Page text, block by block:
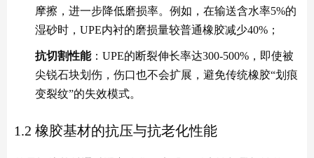
摩擦，进一步降低磨损率。例如，在输送含水率5%的
湿砂时，UPE内衬的磨损量较普通橡胶减少40%；
抗切割性能：UPE的断裂伸长率达300-500%，即使被
尖锐石块划伤，伤口也不会扩展，避免传统橡胶“划痕
变裂纹”的失效模式。
1.2 橡胶基材的抗压与抗老化性能